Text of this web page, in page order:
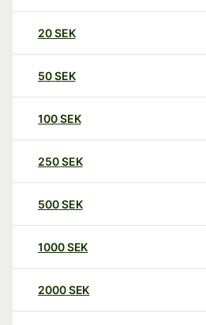
20SEK
50SEK
100SEK
250SEK
500SEK
1000SEK
2000SEK